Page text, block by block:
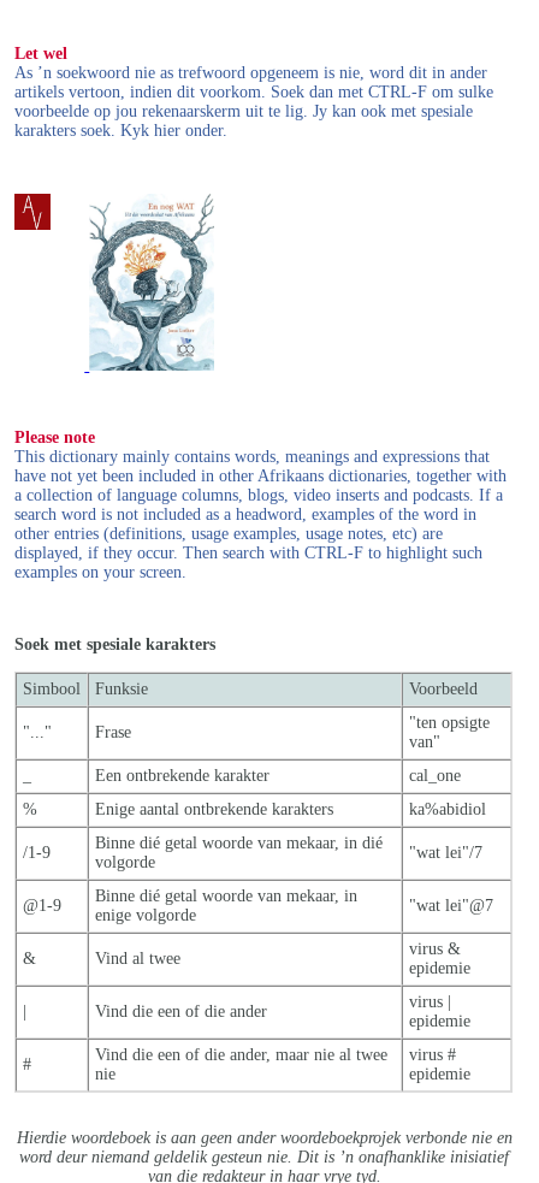
Let wel
As ’n soekwoord nie as trefwoord opgeneem is nie, word dit in ander
artikels vertoon, indien dit voorkom. Soek dan met CTRL-F om sulke
voorbeelde op jou rekenaarskerm uit te lig. Jy kan ook met spesiale
karakters soek. Kyk hier onder.
Please note
This dictionary mainly contains words, meanings and expressions that
have not yet been included in other Afrikaans dictionaries, together with
a collection of language columns, blogs, video inserts and podcasts. If a
search word is not included as a headword, examples of the word in
other entries (definitions, usage examples, usage notes, etc) are
displayed, if they occur. Then search with CTRL-F to highlight such
examples on your screen.
Soek met spesiale karakters
Simbool Funksie Voorbeeld
"..." Frase
"ten opsigte
van"
Een ontbrekende karakter
cal_one
%
Enige aantal ontbrekende karakters ka%abidiol
/1-9
Binne dié getal woorde van mekaar, in dié
volgorde
"wat lei"/7
@1-9
Binne dié getal woorde van mekaar, in
enige volgorde
"wat lei"@7
& Vind al twee
virus &
epidemie
Vind die een of die ander
virus |
epidemie
#
Vind die een of die ander, maar nie al twee
nie
virus #
epidemie
Hierdie woordeboek is aan geen ander woordeboekprojek verbonde nie en
word deur niemand geldelik gesteun nie. Dit is ’n onafhanklike inisiatief
van die redakteur in haar vrye tyd.